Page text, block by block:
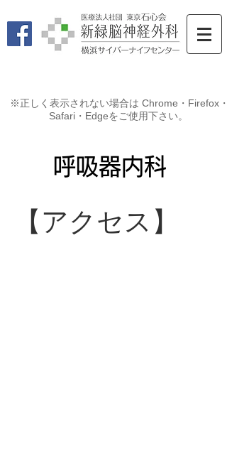
※正しく表示されない場合は Chrome・Firefox・
Safari・Edgeをご使用下さい。
​呼吸器内科
​【アクセス】